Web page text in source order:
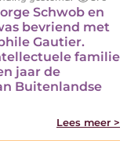
Schwob en
bevriend met
Gautier.
familie
jaar de
Buitenlandse
Lees meer >